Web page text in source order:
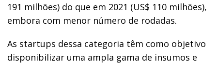
191 milhões) do que em 2021 (US$ 110 milhões),
embora com menor número de rodadas.
As startups dessa categoria têm como objetivo
disponibilizar uma ampla gama de insumos e